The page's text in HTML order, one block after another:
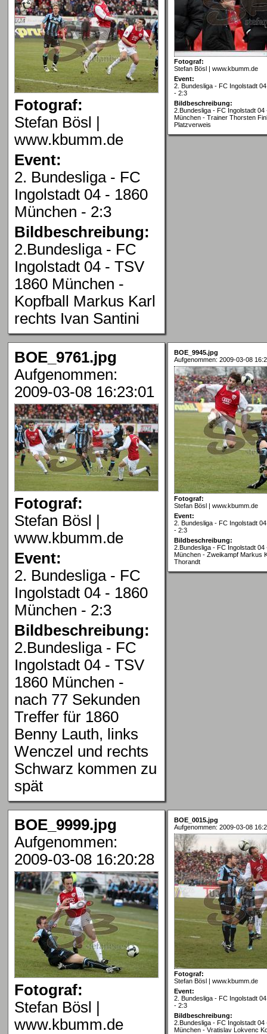
Fotograf:
Stefan Bösl |
www.kbumm.de
Event:
2. Bundesliga - FC
Ingolstadt 04 - 1860
München - 2:3
Bildbeschreibung:
2.Bundesliga - FC
Ingolstadt 04 - TSV
1860 München -
Kopfball Markus Karl
rechts Ivan Santini
Fotograf:
Stefan Bösl | www.kbumm.de
Event:
2. Bundesliga - FC Ingolstadt
- 2:3
Bildbeschreibung:
2.Bundesliga - FC Ingolstadt 04
München - Trainer Thorsten
Platzverweis
BOE_9761.jpg
Aufgenommen:
2009-03-08 16:23:01
Fotograf:
Stefan Bösl |
www.kbumm.de
Event:
2. Bundesliga - FC
Ingolstadt 04 - 1860
München - 2:3
Bildbeschreibung:
2.Bundesliga - FC
Ingolstadt 04 - TSV
1860 München -
nach 77 Sekunden
Treffer für 1860
Benny Lauth, links
Wenczel und rechts
Schwarz kommen zu
spät
BOE_9945.jpg
Aufgenommen: 2009-03-08
Fotograf:
Stefan Bösl | www.kbumm.de
Event:
2. Bundesliga - FC Ingolstadt
- 2:3
Bildbeschreibung:
2.Bundesliga - FC Ingolstadt 04
München - Zweikampf Markus
Thorandt
BOE_9999.jpg
Aufgenommen:
2009-03-08 16:20:28
Fotograf:
Stefan Bösl |
www.kbumm.de
BOE_0015.jpg
Aufgenommen: 2009-03-08
Fotograf:
Stefan Bösl | www.kbumm.de
Event:
2. Bundesliga - FC Ingolstadt
- 2:3
Bildbeschreibung:
2.Bundesliga - FC Ingolstadt 04
München - Vratislav Lokvenc